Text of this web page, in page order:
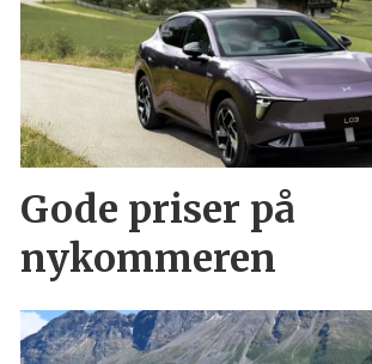
Gode priser på
nykommeren